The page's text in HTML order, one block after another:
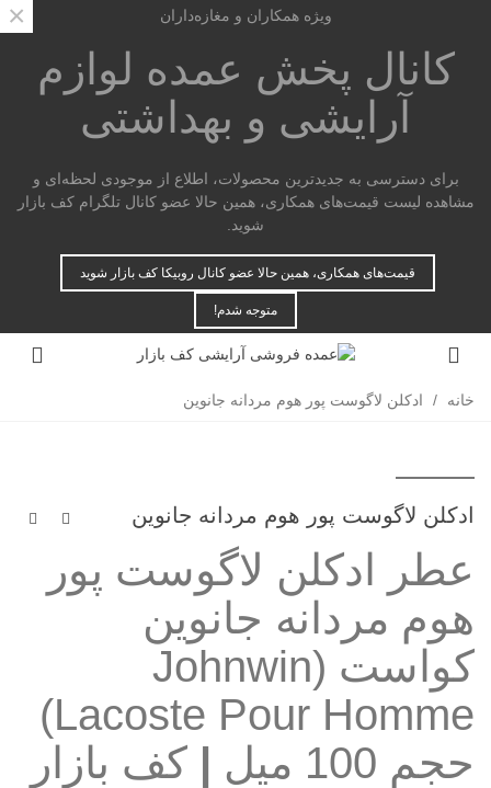
ویژه همکاران و مغازه‌داران
کانال پخش عمده لوازم
آرایشی و بهداشتی
برای دسترسی به جدیدترین محصولات، اطلاع از موجودی لحظه‌ای و
مشاهده لیست قیمت‌های همکاری، همین حالا عضو کانال تلگرام کف بازار
شوید.
قیمت‌های همکاری، همین حالا عضو کانال روبیکا کف بازار شوید
متوجه شدم!
×
خانه / ادکلن لاگوست پور هوم مردانه جانوین
ادکلن لاگوست پور هوم مردانه جانوین
عطر ادکلن لاگوست پور
هوم مردانه جانوین
کواست (Johnwin
Lacoste Pour Homme)
حجم 100 میل
| کف بازار